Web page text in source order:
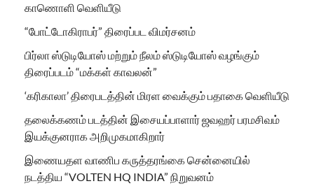
காணொளி வெளியீடு
“போட்டோகிராபர்” திரைப்பட விமர்சனம்
பிர்லா ஸ்டுடியோஸ் மற்றும் நீலம் ஸ்டுடியோஸ் வழங்கும்
திரைப்படம் “மக்கள் காவலன்”
‘கரிகாலா’ திரைபடத்தின் மிரள வைக்கும் பதாகை வெளியீடு
தலைக்கணம் படத்தின் இசையப்பாளார் ஜவஹர் பரமசிவம்
இயக்குனராக அறிமுகமாகிறார்
இணையதள வாணிப கருத்தரங்கை சென்னையில்
நடத்திய “VOLTEN HQ INDIA” நிறுவனம்